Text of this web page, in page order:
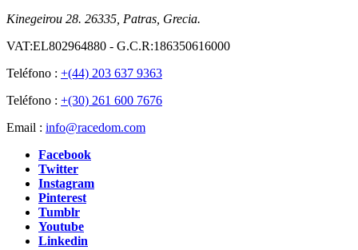
Kinegeirou 28. 26335, Patras, Grecia.
VAT:EL802964880 - G.C.R:186350616000
Teléfono : +(44) 203 637 9363
Teléfono : +(30) 261 600 7676
Email : info@racedom.com
Facebook
Twitter
Instagram
Pinterest
Tumblr
Youtube
Linkedin